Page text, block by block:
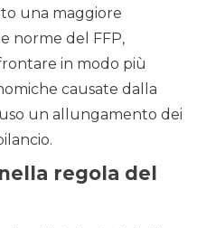
una maggiore
norme del FFP,
in modo più
causate dalla
un allungamento dei
regola del